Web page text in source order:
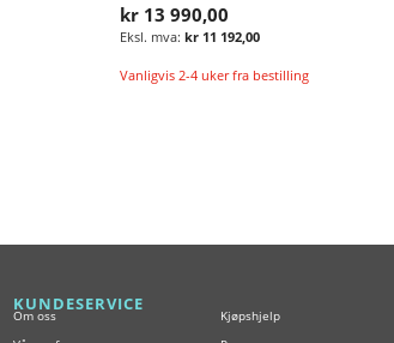
Legg i handlekurv
kr 13 990,00
kr 11 192,00
Vanligvis 2-4 uker fra bestilling
KUNDESERVICE
Om oss
Kjøpshjelp